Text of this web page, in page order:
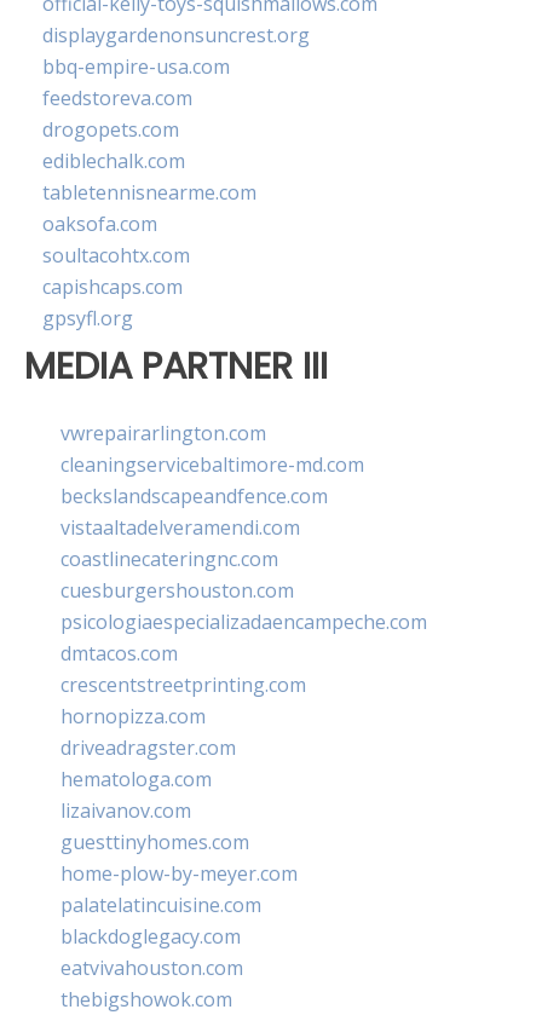
displaygardenonsuncrest.org
bbq-empire-usa.com
feedstoreva.com
drogopets.com
ediblechalk.com
tabletennisnearme.com
oaksofa.com
soultacohtx.com
capishcaps.com
gpsyfl.org
MEDIA PARTNER III
vwrepairarlington.com
cleaningservicebaltimore-md.com
beckslandscapeandfence.com
vistaaltadelveramendi.com
coastlinecateringnc.com
cuesburgershouston.com
psicologiaespecializadaencampeche.com
dmtacos.com
crescentstreetprinting.com
hornopizza.com
driveadragster.com
hematologa.com
lizaivanov.com
guesttinyhomes.com
home-plow-by-meyer.com
palatelatincuisine.com
blackdoglegacy.com
eatvivahouston.com
thebigshowok.com